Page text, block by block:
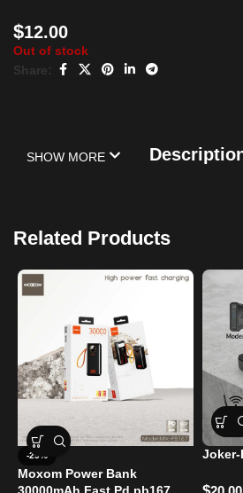
$12.00
Out of stock
Share:
SHOW MORE
Related Products
-25%
Moxom Power Bank
Joker-